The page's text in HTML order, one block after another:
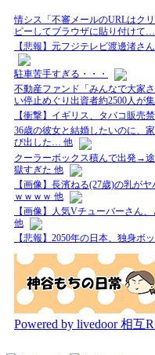
情シス「不審メールのURLはク
ピーしてブラウザに貼り付けて…
【悲報】元フジテレビ渡邊渚さ
駐車苦手すぎる・・・
不動産ファンド「みんなで大家
い停止めぐり出資者約2500人が
【衝撃】イギリス、タバコ販売
36歳の彼女と結婚したいのに、
び出した… 他
クーラーボックス積んで出発→
獄すぎた 他
【画像】長濱ねる(27歳)の乳が
ｗｗｗｗ 他
【画像】人気Vチューバーさん
他
【悲報】2050年の日本、独身ボ
Powered by livedoor 相互